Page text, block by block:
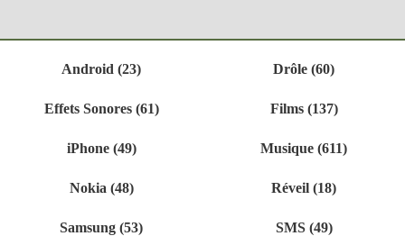
Android (23) Drôle (60)
Effets Sonores (61) Films (137)
iPhone (49) Musique (611)
Nokia (48) Réveil (18)
Samsung (53) SMS (49)